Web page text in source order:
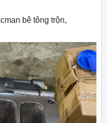
bê tông trộn,